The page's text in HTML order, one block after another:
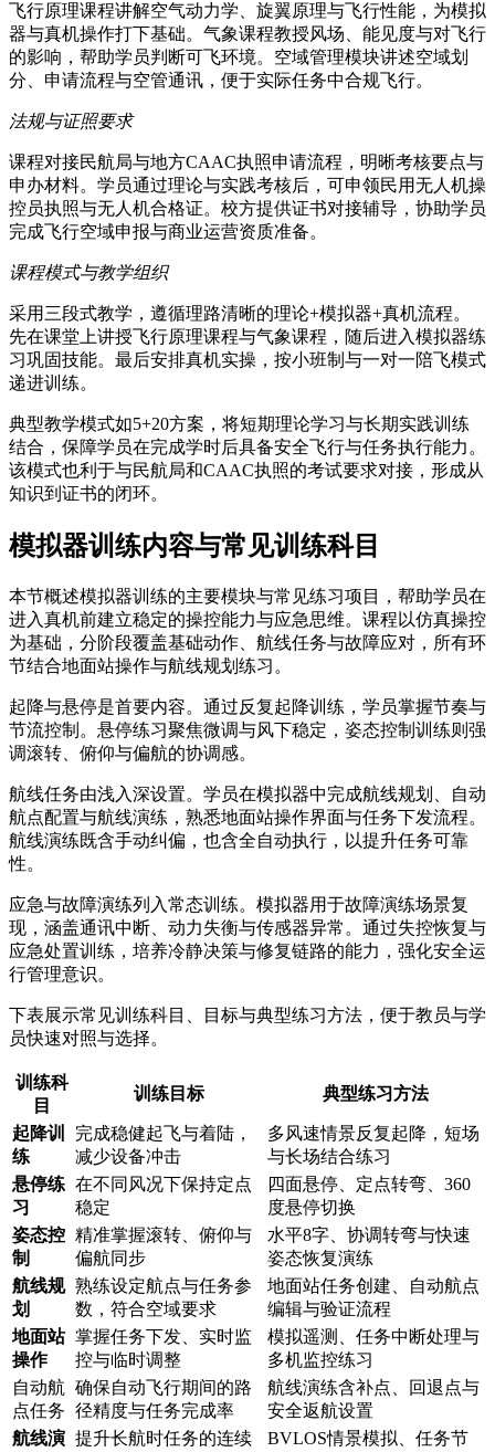
飞行原理课程讲解空气动力学、旋翼原理与飞行性能，为模拟
器与真机操作打下基础。气象课程教授风场、能见度与对飞行
的影响，帮助学员判断可飞环境。空域管理模块讲述空域划
分、申请流程与空管通讯，便于实际任务中合规飞行。
法规与证照要求
课程对接民航局与地方CAAC执照申请流程，明晰考核要点与
申办材料。学员通过理论与实践考核后，可申领民用无人机操
控员执照与无人机合格证。校方提供证书对接辅导，协助学员
完成飞行空域申报与商业运营资质准备。
课程模式与教学组织
采用三段式教学，遵循理路清晰的理论+模拟器+真机流程。
先在课堂上讲授飞行原理课程与气象课程，随后进入模拟器练
习巩固技能。最后安排真机实操，按小班制与一对一陪飞模式
递进训练。
典型教学模式如5+20方案，将短期理论学习与长期实践训练
结合，保障学员在完成学时后具备安全飞行与任务执行能力。
该模式也利于与民航局和CAAC执照的考试要求对接，形成从
知识到证书的闭环。
模拟器训练内容与常见训练科目
本节概述模拟器训练的主要模块与常见练习项目，帮助学员在
进入真机前建立稳定的操控能力与应急思维。课程以仿真操控
为基础，分阶段覆盖基础动作、航线任务与故障应对，所有环
节结合地面站操作与航线规划练习。
起降与悬停是首要内容。通过反复起降训练，学员掌握节奏与
节流控制。悬停练习聚焦微调与风下稳定，姿态控制训练则强
调滚转、俯仰与偏航的协调感。
航线任务由浅入深设置。学员在模拟器中完成航线规划、自动
航点配置与航线演练，熟悉地面站操作界面与任务下发流程。
航线演练既含手动纠偏，也含全自动执行，以提升任务可靠
性。
应急与故障演练列入常态训练。模拟器用于故障演练场景复
现，涵盖通讯中断、动力失衡与传感器异常。通过失控恢复与
应急处置训练，培养冷静决策与修复链路的能力，强化安全运
行管理意识。
下表展示常见训练科目、目标与典型练习方法，便于教员与学
员快速对照与选择。
训练科
目
训练目标 典型练习方法
起降训
练
完成稳健起飞与着陆，
减少设备冲击
多风速情景反复起降，短场
与长场结合练习
悬停练
习
在不同风况下保持定点
稳定
四面悬停、定点转弯、360
度悬停切换
姿态控
制
精准掌握滚转、俯仰与
偏航同步
水平8字、协调转弯与快速
姿态恢复演练
航线规
划
熟练设定航点与任务参
数，符合空域要求
地面站任务创建、自动航点
编辑与验证流程
地面站
操作
掌握任务下发、实时监
控与临时调整
模拟遥测、任务中断处理与
多机监控练习
自动航
点任务
确保自动飞行期间的路
径精度与任务完成率
航线演练含补点、回退点与
安全返航设置
航线演 提升长航时任务的连续 BVLOS情景模拟、任务节